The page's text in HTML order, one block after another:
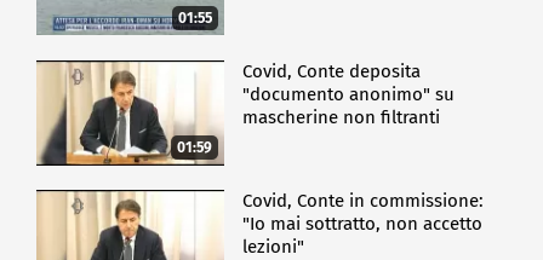
01:55
01:59
Covid, Conte deposita
"documento anonimo" su
mascherine non filtranti
Covid, Conte in commissione:
"Io mai sottratto, non accetto
lezioni"